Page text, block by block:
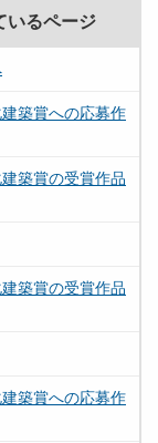
いるページ
築賞への応募作
築賞の受賞作品
築賞の受賞作品
築賞への応募作